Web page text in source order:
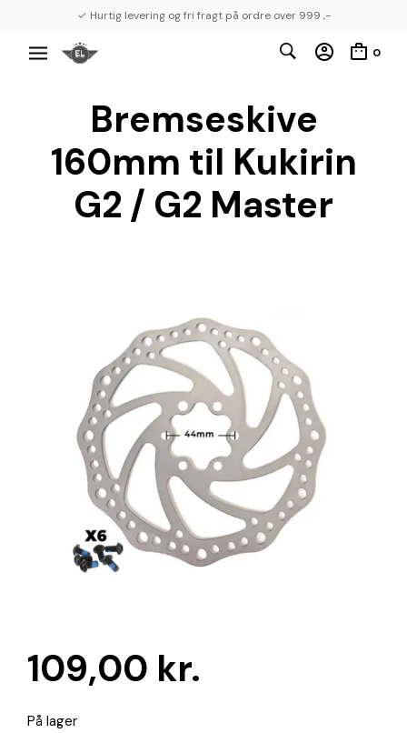
✓ Hurtig levering og fri fragt på ordre over 999 ,-
0
Bremseskive
160mm til Kukirin
G2 / G2 Master
109,00 kr.
På lager